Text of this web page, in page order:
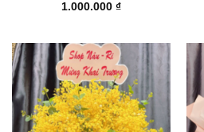
1.000.000 ₫